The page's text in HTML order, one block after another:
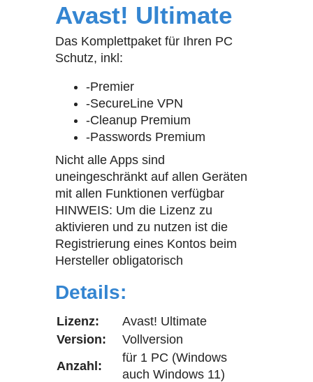
Avast! Ultimate
Das Komplettpaket für Ihren PC
Schutz, inkl:
-Premier
-SecureLine VPN
-Cleanup Premium
-Passwords Premium
Nicht alle Apps sind
uneingeschränkt auf allen Geräten
mit allen Funktionen verfügbar
HINWEIS: Um die Lizenz zu
aktivieren und zu nutzen ist die
Registrierung eines Kontos beim
Hersteller obligatorisch
Details:
Lizenz:
Avast! Ultimate
Version:
Vollversion
Anzahl:
für 1 PC (Windows
auch Windows 11)